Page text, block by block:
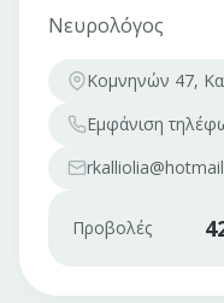
Νευρολόγος
Κομνηνών 47,
Εμφάνιση
Προβολές